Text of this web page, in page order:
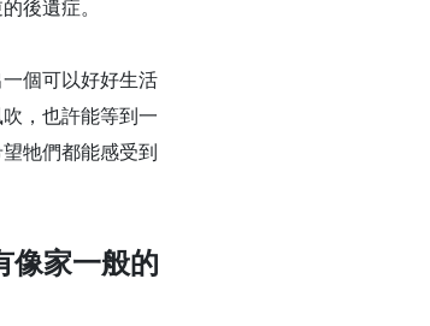
後遺症。
個可以好好生活
，也許能等到一
牠們都能感受到
像家一般的